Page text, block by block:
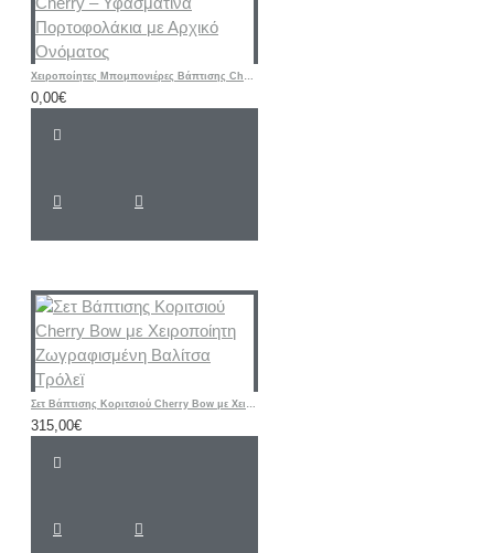
Χειροποίητες Μπομπονιέρες Βάπτισης Cherry – Υφασμάτινα Πορτοφολάκια με Αρχικό Ονόματος
0,00€
Σετ Βάπτισης Κοριτσιού Cherry Bow με Χειροποίητη Ζωγραφισμένη Βαλίτσα Τρόλεϊ
315,00€